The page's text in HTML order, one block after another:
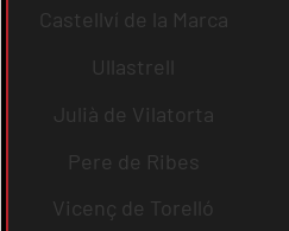
Castellví de la Marca
Ullastrell
Julià de Vilatorta
Pere de Ribes
Vicenç de Torelló